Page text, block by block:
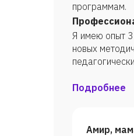
программам.
Я имею опыт 3
новых
Подробнее
Амир,